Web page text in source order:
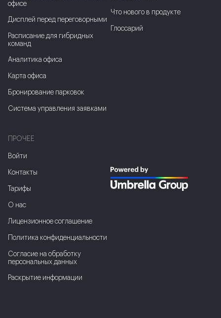
офисе
Дисплей перед переговорными
Расписание для гибридных
команд
Аналитика офиса
Карта офиса
Бронирование парковок
Система управления заявками
Что нового в продукте
Глоссарий
ПРОЧЕЕ
Войти
Контакты
Тарифы
О нас
Лицензионное соглашение
Политика конфиденциальности
Соглаcие на обработку
персональных данных
Раскрытие информации